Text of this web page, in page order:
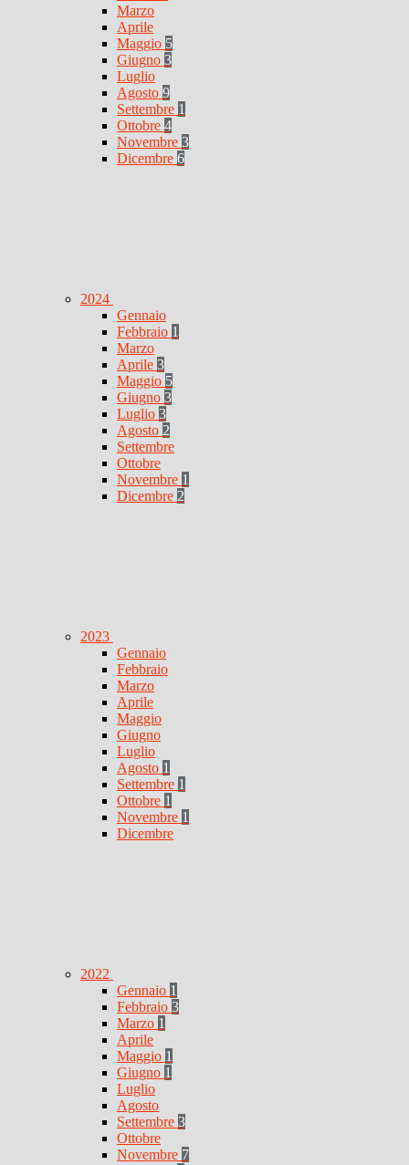
Marzo
Aprile
Maggio 5
Giugno 3
Luglio
Agosto 9
Settembre 1
Ottobre 4
Novembre 3
Dicembre 6
2024
Gennaio
Febbraio 1
Marzo
Aprile 3
Maggio 5
Giugno 3
Luglio 3
Agosto 2
Settembre
Ottobre
Novembre 1
Dicembre 2
2023
Gennaio
Febbraio
Marzo
Aprile
Maggio
Giugno
Luglio
Agosto 1
Settembre 1
Ottobre 1
Novembre 1
Dicembre
2022
Gennaio 1
Febbraio 3
Marzo 1
Aprile
Maggio 1
Giugno 1
Luglio
Agosto
Settembre 3
Ottobre
Novembre 7